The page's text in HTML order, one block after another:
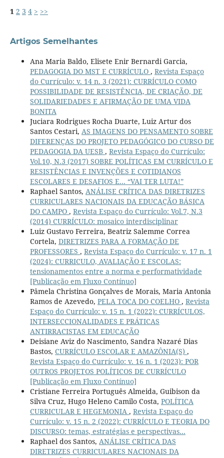
1 2 3 4 > >>
Artigos Semelhantes
Ana Maria Baldo, Elisete Enir Bernardi Garcia,
PEDAGOGIA DO MST E CURRÍCULO , Revista Espaço
do Currículo: v. 14 n. 3 (2021): CURRÍCULO COMO
POSSIBILIDADE DE RESISTÊNCIA, DE CRIAÇÃO, DE
SOLIDARIEDADES E AFIRMAÇÃO DE UMA VIDA
BONITA
Juciara Rodrigues Rocha Duarte, Luiz Artur dos
Santos Cestari, AS IMAGENS DO PENSAMENTO SOBRE
DIFERENÇAS DO PROJETO PEDAGÓGICO DO CURSO DE
PEDAGOGIA DA UESB , Revista Espaço do Currículo:
Vol.10, N.3 (2017) SOBRE POLÍTICAS EM CURRÍCULO E
RESISTÊNCIAS E INVENÇÕES E COTIDIANOS
ESCOLARES E DESAFIOS E... “VAI TER LUTA!”
Raphael Santos, ANÁLISE CRÍTICA DAS DIRETRIZES
CURRICULARES NACIONAIS DA EDUCAÇÃO BÁSICA
DO CAMPO , Revista Espaço do Currículo: Vol.7, N.3
(2014) CURRÍCULO: mosaico interdisciplinar
Luiz Gustavo Ferreira, Beatriz Salemme Correa
Cortela, DIRETRIZES PARA A FORMAÇÃO DE
PROFESSORES , Revista Espaço do Currículo: v. 17 n. 1
(2024): CURRICULO, AVALIAÇÃO E ESCOLAS:
tensionamentos entre a norma e performatividade
[Publicação em Fluxo Contínuo]
Pâmela Christina Gonçalves de Morais, Maria Antonia
Ramos de Azevedo, PELA TOCA DO COELHO , Revista
Espaço do Currículo: v. 15 n. 1 (2022): CURRÍCULOS,
INTERSECCIONALIDADES E PRÁTICAS
ANTIRRACISTAS EM EDUCAÇÃO
Deisiane Aviz do Nascimento, Sandra Nazaré Dias
Bastos, CURRÍCULO ESCOLAR E AMAZÔNIA(S) ,
Revista Espaço do Currículo: v. 16 n. 1 (2023): POR
OUTROS PROJETOS POLÍTICOS DE CURRÍCULO
[Publicação em Fluxo Contínuo]
Cristiane Ferreira Português Almeida, Guibison da
Silva Cruz, Hugo Heleno Camilo Costa, POLÍTICA
CURRICULAR E HEGEMONIA , Revista Espaço do
Currículo: v. 15 n. 2 (2022): CURRÍCULO E TEORIA DO
DISCURSO: temas, estratégias e perspectivas...
Raphael dos Santos, ANÁLISE CRÍTICA DAS
DIRETRIZES CURRICULARES NACIONAIS DA